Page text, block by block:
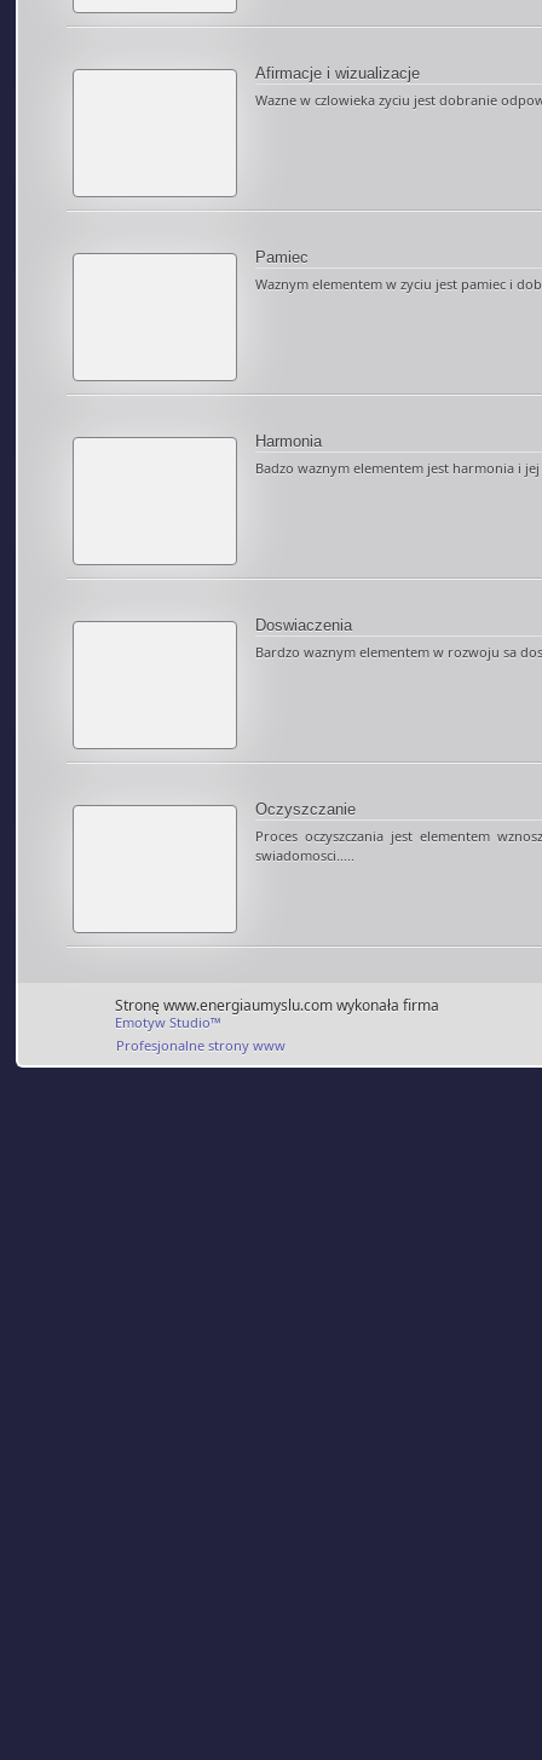
Afirmacje i wizualizacje
Wazne w czlowieka zyciu jest dobranie
Pamiec
Waznym elementem w zyciu jest pamiec i
Harmonia
Badzo waznym elementem jest harmonia i
Doswiaczenia
Bardzo waznym elementem w rozwoju sa
Oczyszczanie
Proces oczyszczania jest elementem
swiadomosci.....
Stronę www.energiaumyslu.com wykonała firma
Emotyw Studio™
Profesjonalne strony www